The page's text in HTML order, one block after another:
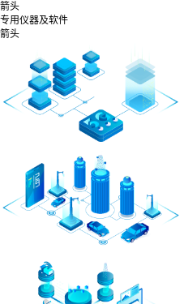
箭头
专用仪器及软件
箭头